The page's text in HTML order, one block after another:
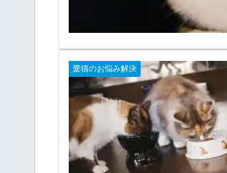
愛猫のお悩み解決